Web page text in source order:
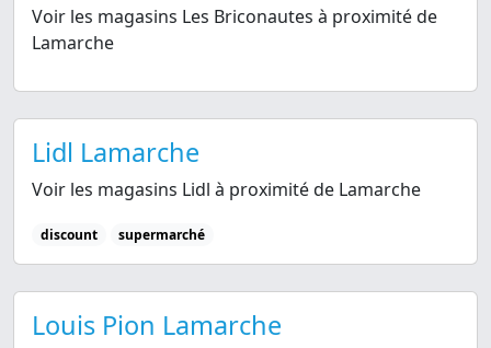
Voir les magasins Les Briconautes à proximité de
Lamarche
Lidl Lamarche
Voir les magasins Lidl à proximité de Lamarche
discount supermarché
Louis Pion Lamarche